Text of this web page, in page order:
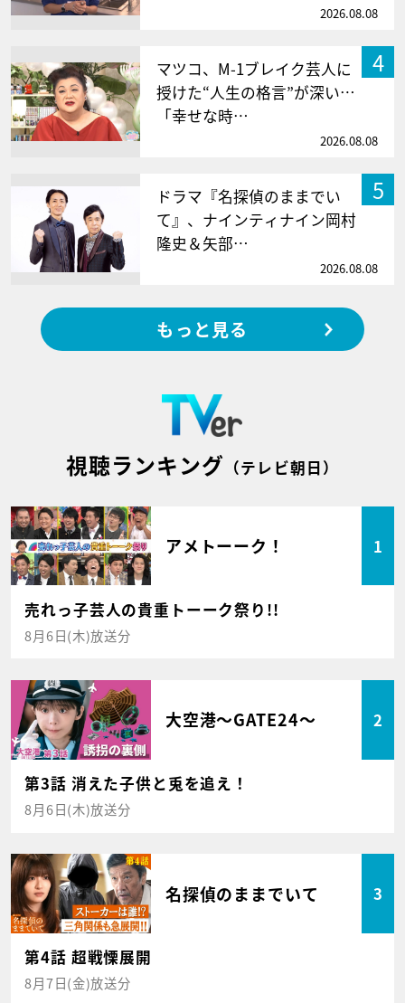
2026.08.08
4
マツコ、M-1ブレイク芸人に
授けた“人生の格言”が深い…
「幸せな時…
2026.08.08
5
ドラマ『名探偵のままでい
て』、ナインティナイン岡村
隆史＆矢部…
2026.08.08
もっと見る
視聴ランキング （テレビ朝日）
アメトーーク！ 1
売れっ子芸人の貴重トーーク祭り!!
8月6日(木)放送分
大空港～GATE24～ 2
第3話 消えた子供と兎を追え！
8月6日(木)放送分
名探偵のままでいて 3
第4話 超戦慄展開
8月7日(金)放送分